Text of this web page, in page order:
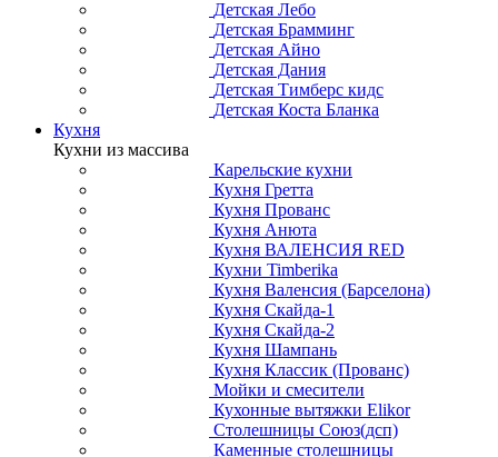
Детская Лебо
Детская Брамминг
Детская Айно
Детская Дания
Детская Тимберс кидс
Детская Коста Бланка
Кухня
Кухни из массива
Карельские кухни
Кухня Гретта
Кухня Прованс
Кухня Анюта
Кухня ВАЛЕНСИЯ RED
Кухни Timberika
Кухня Валенсия (Барселона)
Кухня Скайда-1
Кухня Скайда-2
Кухня Шампань
Кухня Классик (Прованс)
Мойки и смесители
Кухонные вытяжки Elikor
Столешницы Союз(дсп)
Каменные столешницы